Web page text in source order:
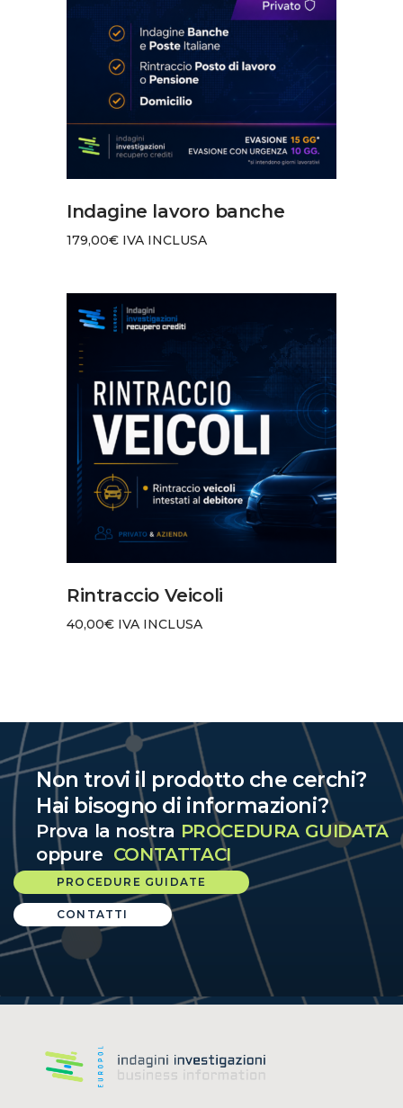
AGGIUNGI AL CARRELLO
Indagine lavoro banche
179,00€ IVA INCLUSA
AGGIUNGI AL CARRELLO
Rintraccio Veicoli
40,00€ IVA INCLUSA
Non trovi il prodotto che cerchi?
Hai bisogno di informazioni?
Prova la nostra PROCEDURA GUIDATA
oppure CONTATTACI
PROCEDURE GUIDATE
CONTATTI